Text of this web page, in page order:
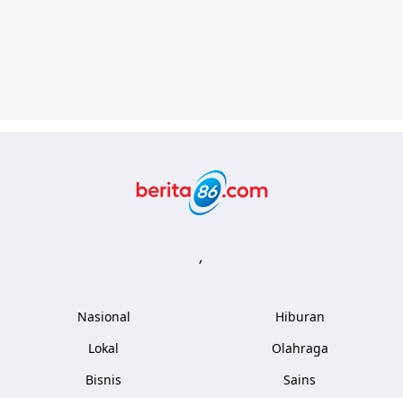
,
Nasional
Lokal
Bisnis
Hiburan
Olahraga
Sains